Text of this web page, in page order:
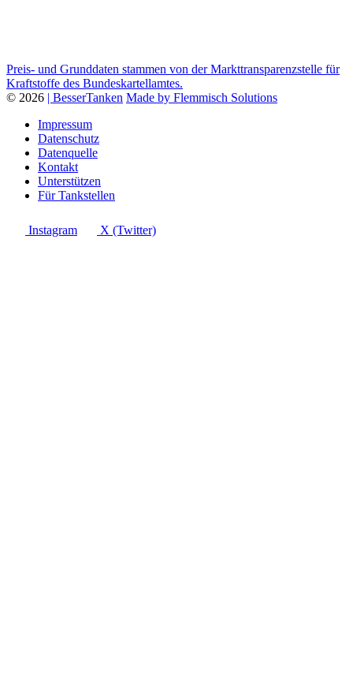
Preis- und Grunddaten stammen von der Markttransparenzstelle für
Kraftstoffe des Bundeskartellamtes.
© 2026 | BesserTanken Made by Flemmisch Solutions
Impressum
Datenschutz
Datenquelle
Kontakt
Unterstützen
Für Tankstellen
Instagram X (Twitter)